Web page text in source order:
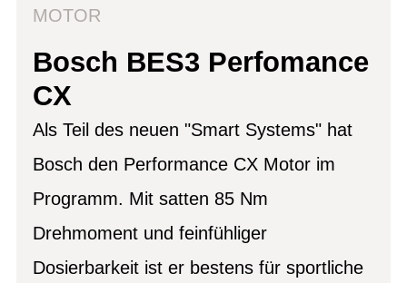
MOTOR
Bosch BES3 Perfomance
CX
Als Teil des neuen "Smart Systems" hat
Bosch den Performance CX Motor im
Programm. Mit satten 85 Nm
Drehmoment und feinfühliger
Dosierbarkeit ist er bestens für sportliche